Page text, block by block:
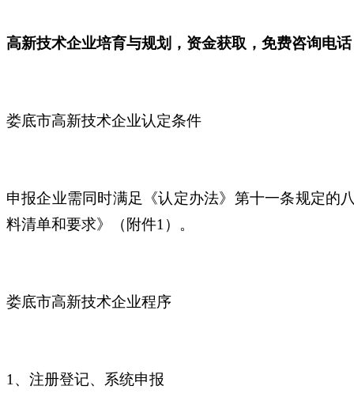
高新技术企业培育与规划，资金获取，免费咨询电
娄底市高新技术企业认定条件
申报企业需同时满足《认定办法》第十一条规定的
料清单和要求》（附件1）。
娄底市高新技术企业程序
1、注册登记、系统申报